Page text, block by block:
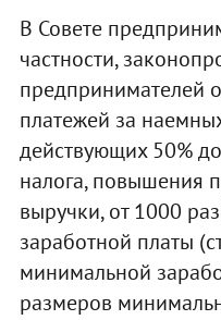
В Совете
частности,
предпринимателей
платежей за
действующих 50%
налога, повышения
выручки, от 1000
заработной платы
минимальной
размеров